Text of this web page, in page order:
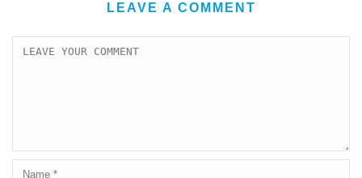
LEAVE A COMMENT